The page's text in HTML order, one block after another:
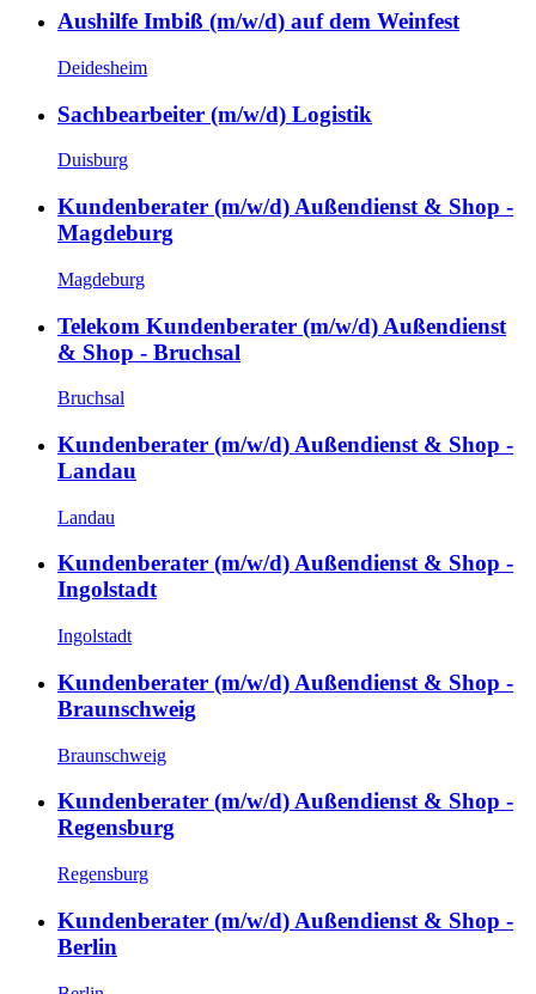
Aushilfe Imbiß (m/w/d) auf dem Weinfest
Deidesheim
Sachbearbeiter (m/w/d) Logistik
Duisburg
Kundenberater (m/w/d) Außendienst & Shop -
Magdeburg
Magdeburg
Telekom Kundenberater (m/w/d) Außendienst
& Shop - Bruchsal
Bruchsal
Kundenberater (m/w/d) Außendienst & Shop -
Landau
Landau
Kundenberater (m/w/d) Außendienst & Shop -
Ingolstadt
Ingolstadt
Kundenberater (m/w/d) Außendienst & Shop -
Braunschweig
Braunschweig
Kundenberater (m/w/d) Außendienst & Shop -
Regensburg
Regensburg
Kundenberater (m/w/d) Außendienst & Shop -
Berlin